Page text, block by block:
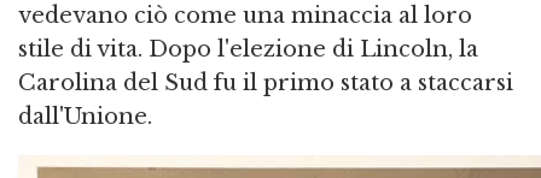
vedevano ciò come una minaccia al loro
stile di vita. Dopo l'elezione di Lincoln, la
Carolina del Sud fu il primo stato a staccarsi
dall'Unione.